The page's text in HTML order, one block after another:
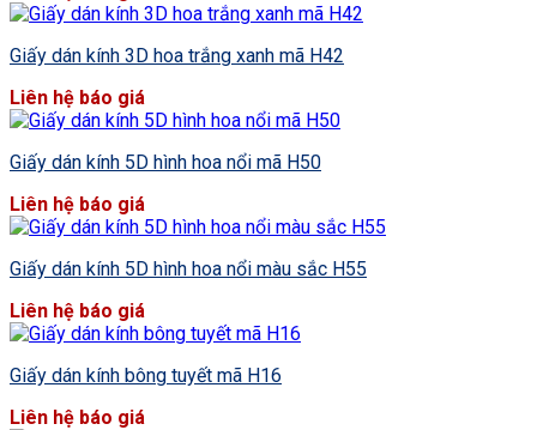
Giấy dán kính 3D hoa trắng xanh mã H42
Liên hệ báo giá
Giấy dán kính 5D hình hoa nổi mã H50
Liên hệ báo giá
Giấy dán kính 5D hình hoa nổi màu sắc H55
Liên hệ báo giá
Giấy dán kính bông tuyết mã H16
Liên hệ báo giá